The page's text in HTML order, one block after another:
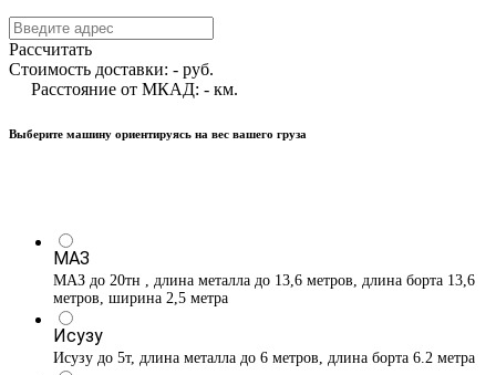
Рассчитать
Стоимость доставки: - руб.
Расстояние от МКАД: - км.
Выберите машину ориентируясь на вес вашего груза
МАЗ
МАЗ до 20тн , длина металла до 13,6 метров, длина борта 13,6
метров, ширина 2,5 метра
Исузу
Исузу до 5т, длина металла до 6 метров, длина борта 6.2 метра